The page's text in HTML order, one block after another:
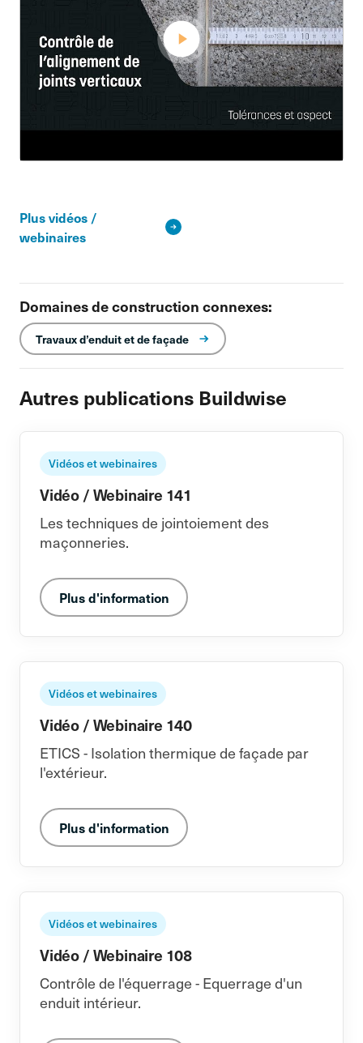
Plus vidéos /
webinaires
Domaines de construction connexes:
Travaux d’enduit et de façade
Autres publications Buildwise
Vidéos et webinaires
Vidéo / Webinaire 141
Les techniques de jointoiement des
maçonneries.
Plus d'information
Vidéos et webinaires
Vidéo / Webinaire 140
ETICS - Isolation thermique de façade par
l'extérieur.
Plus d'information
Vidéos et webinaires
Vidéo / Webinaire 108
Contrôle de l'équerrage - Equerrage d'un
enduit intérieur.